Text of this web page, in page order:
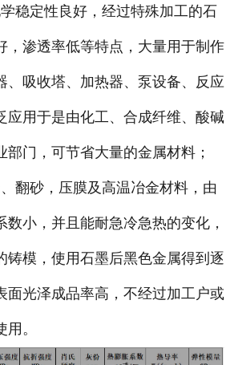
定性良好，经过特殊加工的石
，渗透率低等特点，大量用于制作
、吸收塔、加热器、泵设备、反应
应用于是由化工、合成纤维、酸碱
部门，可节省大量的金属材料；
砂，压膜及高温冶金材料，由
数小，并且能耐急冷急热的变化，
铸模，使用石墨后黑色金属得到逐
光泽成品率高，不经过加工户或
。